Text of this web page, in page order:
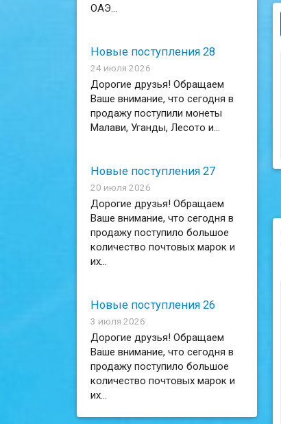
ОАЭ...
Новые поступления 28
24 июля 2026
Дорогие друзья! Обращаем
Ваше внимание, что сегодня в
продажу поступили монеты
Малави, Уганды, Лесото и...
Новые поступления 27
20 июля 2026
Дорогие друзья! Обращаем
Ваше внимание, что сегодня в
продажу поступило большое
количество почтовых марок и
их...
Новые поступления 26
3 июля 2026
Дорогие друзья! Обращаем
Ваше внимание, что сегодня в
продажу поступило большое
количество почтовых марок и
их...